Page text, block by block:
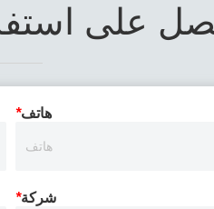
على
*هاتف
*شركة